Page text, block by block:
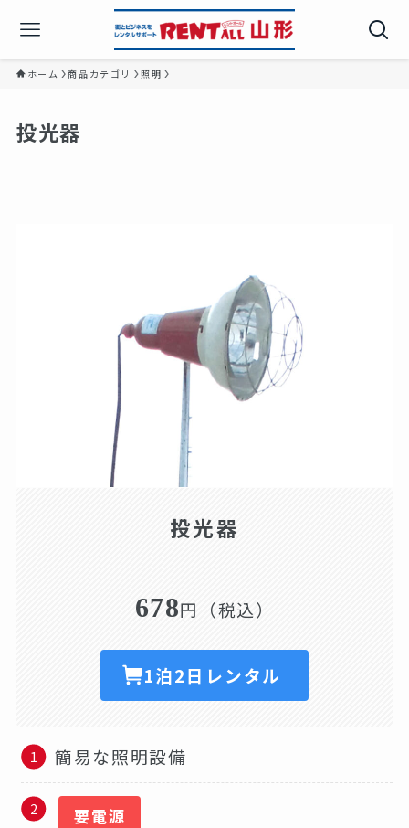
ホーム 商品カテゴリ 照明
投光器
投光器
678円（税込）
1泊2日レンタル
簡易な照明設備
要電源